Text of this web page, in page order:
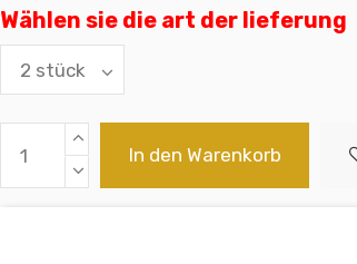
Wählen sie die art der lieferung
In den Warenkorb